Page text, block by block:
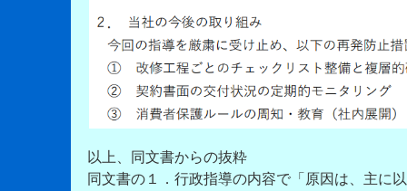
以上、同文書からの抜粋
同文書の１．行政指導の内容で「原因は、主に